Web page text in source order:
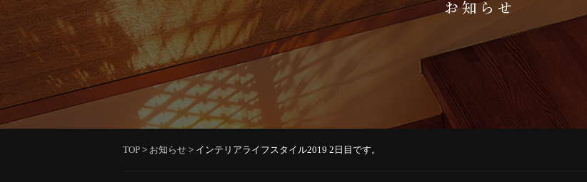
お知らせ
TOP > お知らせ > インテリアライフスタイル2019 2日目です。